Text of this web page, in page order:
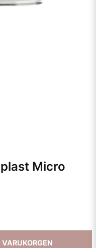
Micro
VARUKORGEN